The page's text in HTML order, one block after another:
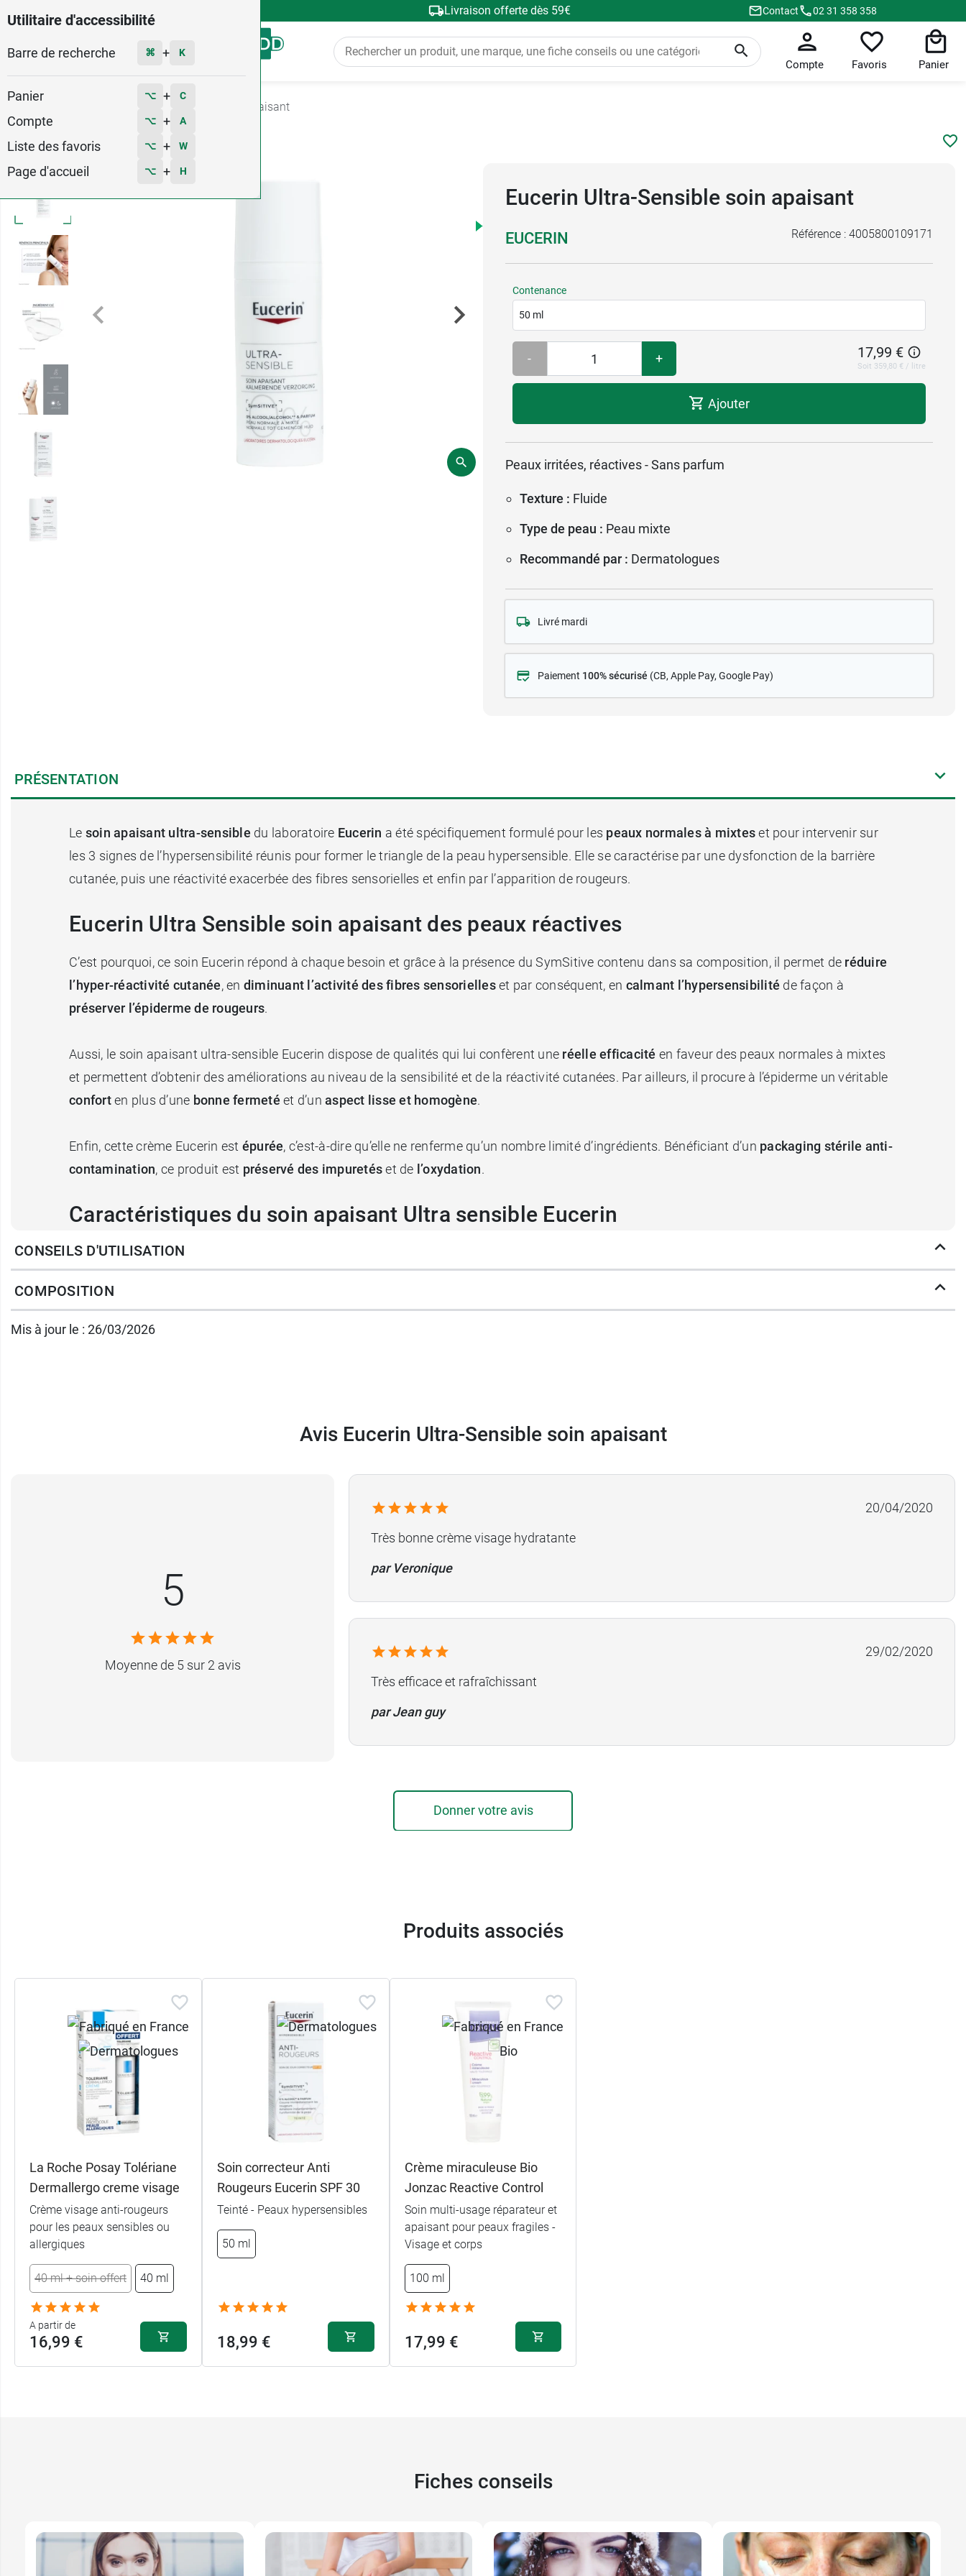
Utilitaire d'accessibilité
Barre de recherche ⌘ + K
Panier ⌥ + C
Compte ⌥ + A
Liste des favoris ⌥ + W
Page d'accueil ⌥ + H
Livraison offerte dès 59€ Contact 02 31 358 358
Menu
Compte Favoris Panier
Apaisant
2
Eucerin Ultra-Sensible soin apaisant
EUCERIN Référence : 4005800109171
Contenance
50 ml
- + 17,99 €
Soit 359,80 € / litre
Ajouter
Peaux irritées, réactives - Sans parfum
Texture : Fluide
Type de peau : Peau mixte
Recommandé par : Dermatologues
Livré mardi
Paiement 100% sécurisé (CB, Apple Pay, Google Pay)
PRÉSENTATION
Le soin apaisant ultra-sensible du laboratoire Eucerin a été spécifiquement formulé pour les peaux normales à mixteset pour intervenir sur
les 3 signes de l’hypersensibilité réunis pour former le triangle de la peau hypersensible. Elle se caractérise par une dysfonction de la barrière
cutanée, puis une réactivité exacerbée des fibres sensorielles et enfin par l’apparition de rougeurs.
Eucerin Ultra Sensible soin apaisant des peaux réactives
C’est pourquoi, ce soin Eucerin répond à chaque besoin et grâce à la présence du SymSitive contenu dans sa composition, il permet de réduire
l’hyper-réactivité cutanée, en diminuant l’activité des fibres sensorielleset par conséquent, en calmant l’hypersensibilité de façon à
préserver l’épiderme de rougeurs.
Aussi, le soin apaisant ultra-sensible Eucerin dispose de qualités qui lui confèrent une réelle efficacité en faveur des peaux normales à mixtes
et permettent d’obtenir des améliorations au niveau de la sensibilité et de la réactivité cutanées. Par ailleurs, il procure à l’épiderme un véritable
conforten plus d’une bonne fermeté et d’un aspect lisse et homogène.
Enfin, cette crème Eucerin est épurée, c’est-à-dire qu’elle ne renferme qu’un nombre limité d’ingrédients. Bénéficiant d’un packaging stérile anti-
contamination, ce produit est préservé des impuretéset de l’oxydation.
Caractéristiques du soin apaisant Ultra sensible Eucerin
0 %parfum
0 % alcool
Très bonne tolérance
Formule épurée
Pour les peaux sèches, sujettes aux démangeaisons, nous vous recommandons l'
CONSEILS D'UTILISATION
COMPOSITION
Mis à jour le : 26/03/2026
Avis Eucerin Ultra-Sensible soin apaisant
5
Moyenne de 5 sur 2 avis
20/04/2020
Très bonne crème visage hydratante
par Veronique
29/02/2020
Très efficace et rafraîchissant
par Jean guy
Donner votre avis
Produits associés
La Roche Posay Tolériane
Dermallergo creme visage
Crème visage anti-rougeurs
pour les peaux sensibles ou
allergiques
40 ml + soin offert 40 ml
A partir de
16,99 €
Soin correcteur Anti
Rougeurs Eucerin SPF 30
Teinté - Peaux hypersensibles
50 ml
18,99 €
Crème miraculeuse Bio
Jonzac Reactive Control
Soin multi-usage réparateur et
apaisant pour peaux fragiles -
Visage et corps
100 ml
17,99 €
Fiches conseils